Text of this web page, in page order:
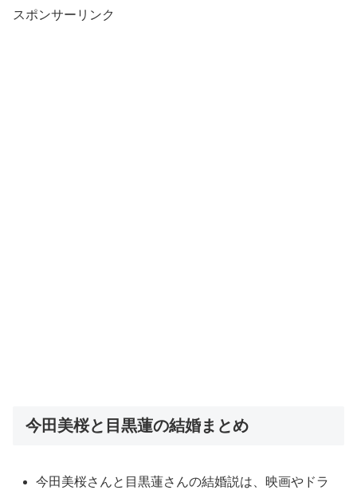
スポンサーリンク
今田美桜と目黒蓮の結婚まとめ
今田美桜さんと目黒蓮さんの結婚説は、映画やドラ